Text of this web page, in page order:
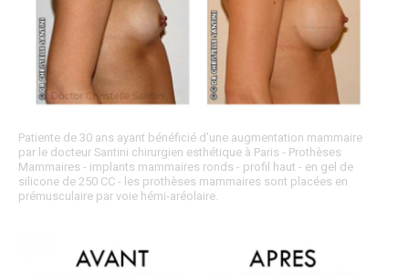
Patiente de 30 ans ayant bénéficié d'une augmentation mammaire
par le docteur Santini chirurgien esthétique à Paris - Prothèses
Mammaires - implants mammaires ronds - profil haut - en gel de
silicone de 250 CC - les prothèses mammaires sont placées en
prémusculaire par voie hémi-aréolaire.